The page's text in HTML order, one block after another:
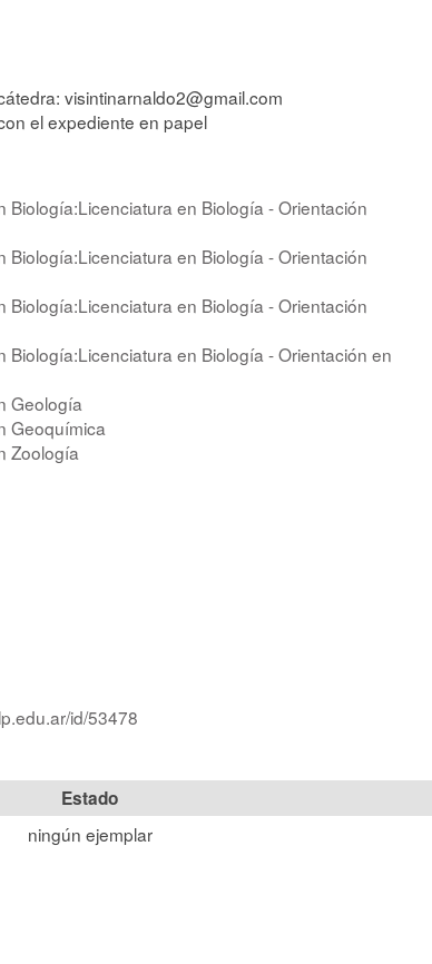
visintinarnaldo2@gmail.com
el expediente en papel
Biología:Licenciatura en Biología - Orientación
Biología:Licenciatura en Biología - Orientación
Biología:Licenciatura en Biología - Orientación
Biología:Licenciatura en Biología - Orientación en
Geología
Geoquímica
Zoología
id/53478
Estado
ningún ejemplar